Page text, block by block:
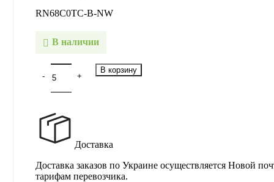
RN68C0TC-B-NW
В наличии
В корзину
Доставка
Доставка заказов по Украине осуществляется Новой
тарифам перевозчика.